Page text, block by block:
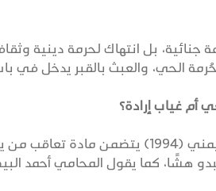
بل انتهاك لحرمة دينية
الحي، والعبث بالقبر يدخل في
أم غياب إرادة؟
قانون الجرائم والعقوبات اليمني
هشًا، كما يقول المحامي أحمد